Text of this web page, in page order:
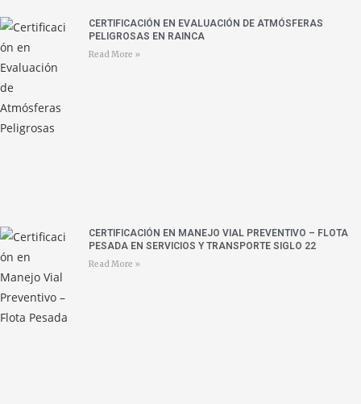
CERTIFICACIÓN EN EVALUACIÓN DE ATMÓSFERAS
PELIGROSAS EN RAINCA
Read More »
CERTIFICACIÓN EN MANEJO VIAL PREVENTIVO – FLOTA
PESADA EN SERVICIOS Y TRANSPORTE SIGLO 22
Read More »